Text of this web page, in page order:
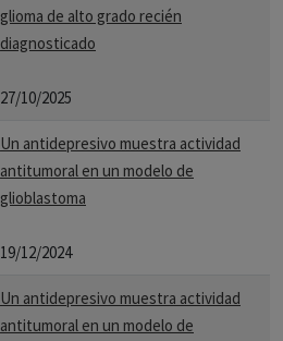
glioma de alto grado recién
diagnosticado
27/10/2025
Un antidepresivo muestra actividad
antitumoral en un modelo de
glioblastoma
19/12/2024
Un antidepresivo muestra actividad
antitumoral en un modelo de